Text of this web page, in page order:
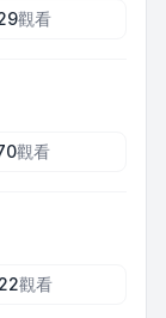
觀看
觀看
觀看